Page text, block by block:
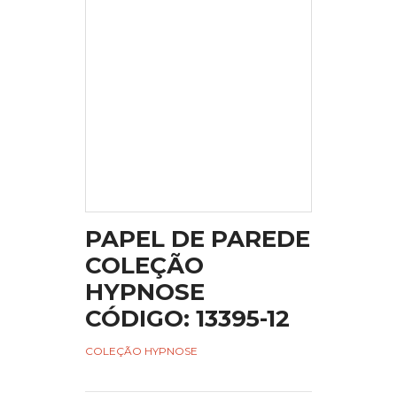
PAPEL DE PAREDE
COLEÇÃO
HYPNOSE
CÓDIGO: 13395-12
COLEÇÃO HYPNOSE